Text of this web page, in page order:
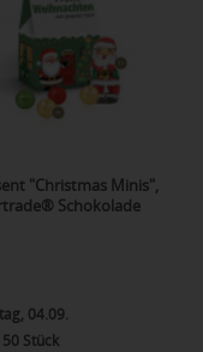
"Christmas Minis",
Schokolade
04.09.
Stück